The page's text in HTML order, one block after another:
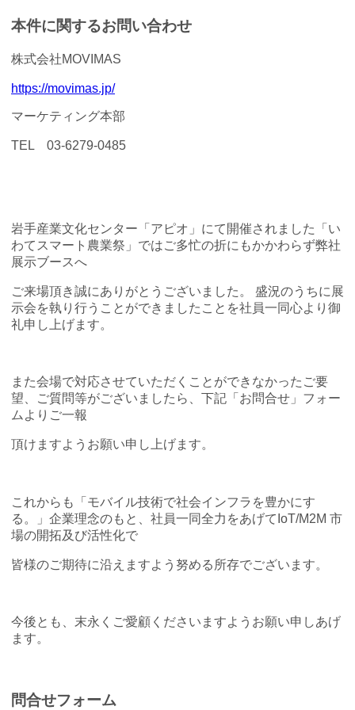
本件に関するお問い合わせ
株式会社MOVIMAS
https://movimas.jp/
マーケティング本部
TEL 03-6279-0485
岩手産業文化センター「アピオ」にて開催されました「い
わてスマート農業祭」ではご多忙の折にもかかわらず弊社
展示ブースへ
ご来場頂き誠にありがとうございました。 盛況のうちに展
示会を執り行うことができましたことを社員一同心より御
礼申し上げます。
また会場で対応させていただくことができなかったご要
望、ご質問等がございましたら、下記「お問合せ」フォー
ムよりご一報
頂けますようお願い申し上げます。
これからも「モバイル技術で社会インフラを豊かにす
る。」企業理念のもと、社員一同全力をあげてIoT/M2M 市
場の開拓及び活性化で
皆様のご期待に沿えますよう努める所存でございます。
今後とも、末永くご愛顧くださいますようお願い申しあげ
ます。
問合せフォーム